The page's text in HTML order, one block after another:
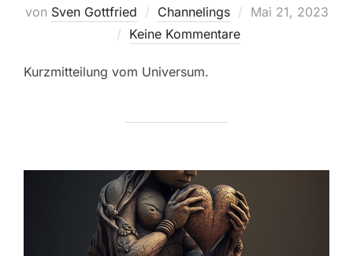
von Sven Gottfried Channelings
Veröffentlicht
Mai 21, 2023
Keine Kommentare
Kurzmitteilung vom Universum.